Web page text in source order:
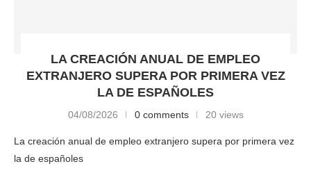
LA CREACIÓN ANUAL DE EMPLEO
EXTRANJERO SUPERA POR PRIMERA VEZ
LA DE ESPAÑOLES
04/08/2026 0 comments 20 views
La creación anual de empleo extranjero supera por primera vez
la de españoles